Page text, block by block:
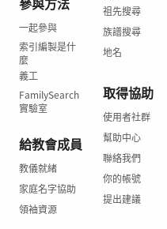
一起參與
索引編製是什
麼
義工
FamilySearch
實驗室
給教會成員
教儀就緒
家庭名字協助
領袖資源
祖先搜尋
族譜搜尋
地名
取得協助
使用者社群
幫助中心
聯絡我們
你的帳號
提出建議